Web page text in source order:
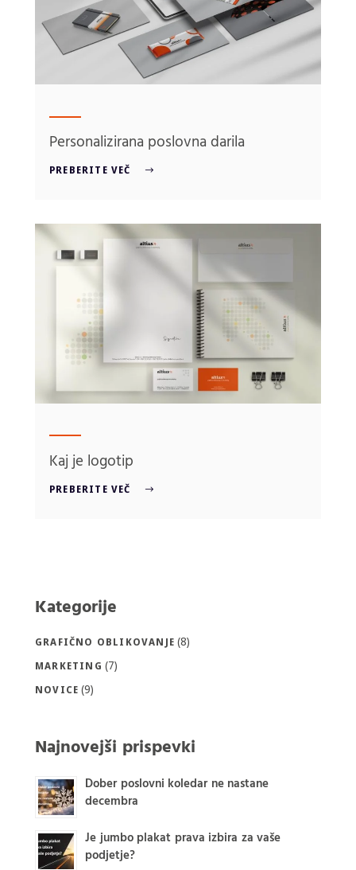
Personalizirana poslovna darila
PREBERITE VEČ
Kaj je logotip
PREBERITE VEČ
Kategorije
GRAFIČNO OBLIKOVANJE (8)
MARKETING (7)
NOVICE (9)
Najnovejši prispevki
Dober poslovni koledar ne nastane
decembra
Je jumbo plakat prava izbira za vaše
podjetje?